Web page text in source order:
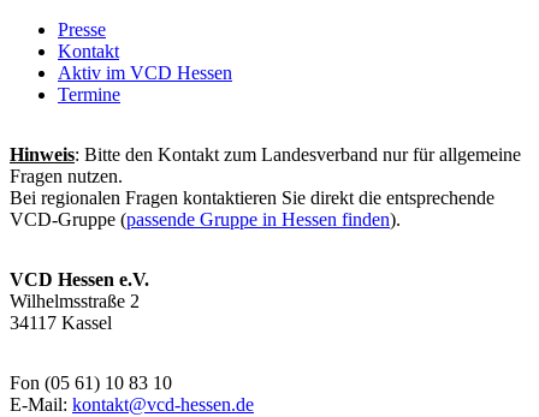
Presse
Kontakt
Aktiv im VCD Hessen
Termine
Hinweis: Bitte den Kontakt zum Landesverband nur für allgemeine
Fragen nutzen.
Bei regionalen Fragen kontaktieren Sie direkt die entsprechende
VCD-Gruppe (passende Gruppe in Hessen finden).
VCD Hessen e.V.
Wilhelmsstraße 2
34117 Kassel
Fon (05 61) 10 83 10
E-Mail: kontakt@vcd-hessen.de